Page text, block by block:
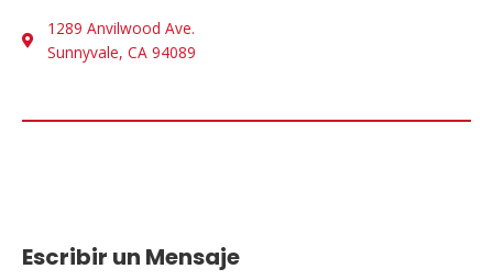
1289 Anvilwood Ave.
Sunnyvale, CA 94089
Escribir un Mensaje